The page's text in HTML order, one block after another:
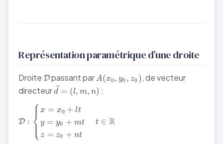
Représentation paramétrique d’une droite
Droite\mathcal{D}
Dpassant par A(x_0,
y_0,
z_0)
A(x0, y0 , z0 ), de vecteur
directeur\vec{d}
= (l, m,
n)
d = (l, m, n) :
\mathcal{D}
:
\begin{cases}
x = x_0 + lt
D : ⎩
⎨⎧ x = x0 + lt
y = y0 + mt
z = z0 + nt
t ∈ R